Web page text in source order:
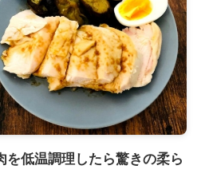
を低温調理したら驚きの柔ら